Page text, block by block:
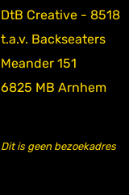
DtB Creative - 8518
t.a.v. Backseaters
Meander 151
6825 MB Arnhem
Dit is geen bezoekadres